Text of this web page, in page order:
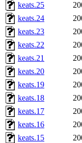
keats.25
keats.24
keats.23
keats.22
keats.21
keats.20
keats.19
keats.18
keats.17
keats.16
keats.15